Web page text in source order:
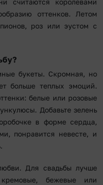
считаются королевами
оттенков. Летом
роз или эустом с
букеты. Скромная, но
больше теплых эмоций.
белые или розовые
Добавьте зелень
в форме сердца,
понравится невесте, и
Для свадьбы лучше
бежевые или